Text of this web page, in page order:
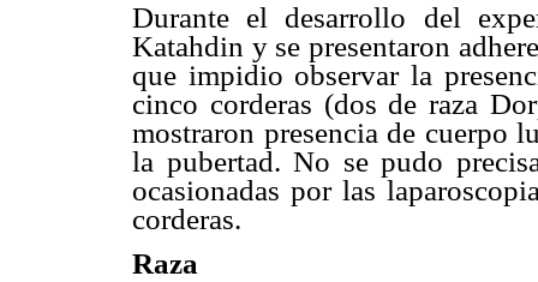
Durante el desarrollo del
Katahdin y se presentaron
que impidio observar la
cinco corderas (dos de raza
mostraron presencia de cuerpo
la pubertad. No se pudo
ocasionadas por las
corderas.
Raza